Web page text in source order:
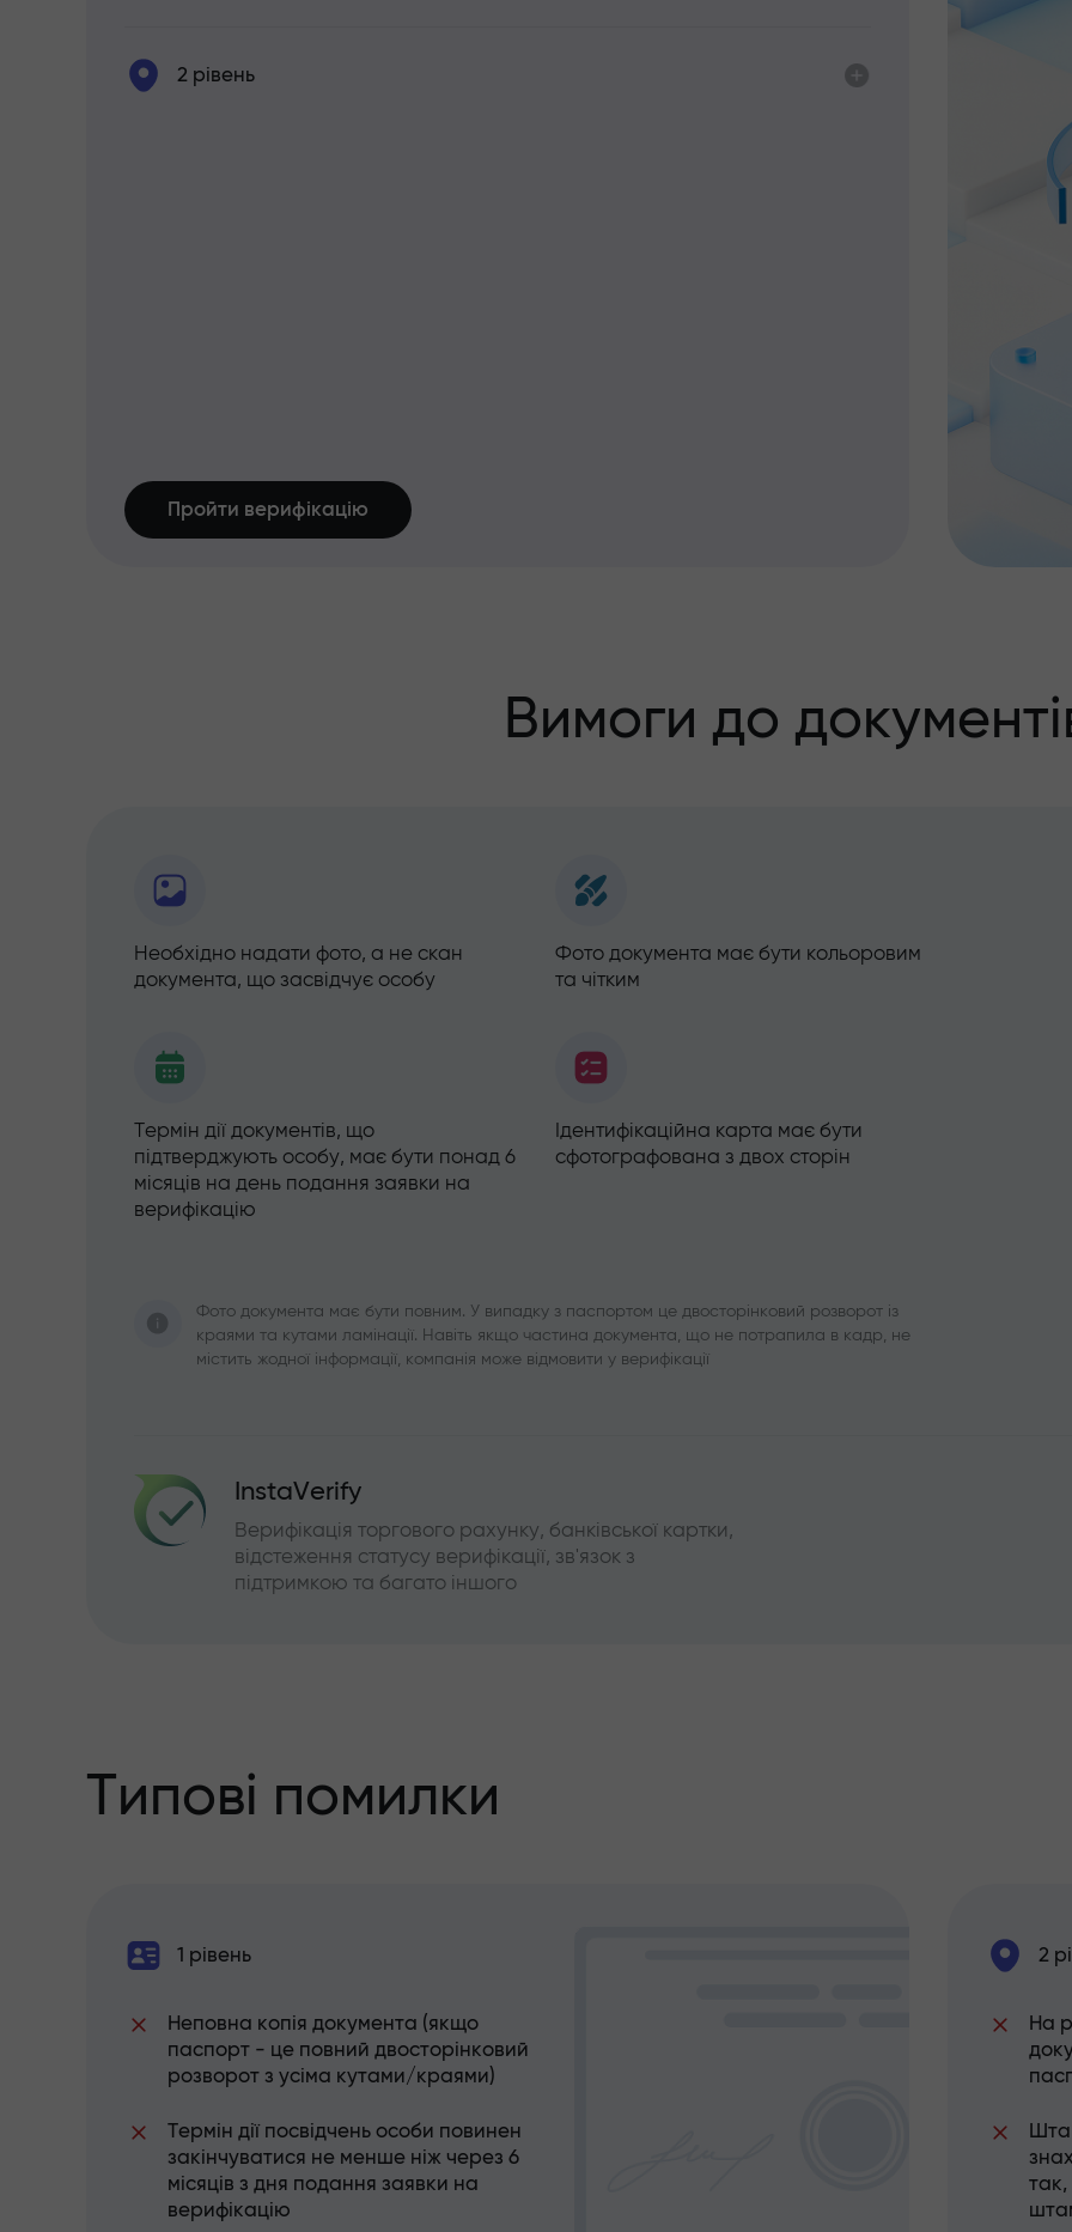
2 рівень
Пройти верифікацію
Вимоги до
Необхідно надати фото, а не скан
документа, що засвідчує особу
Фото документа має бути кольоровим
та чітким
Термін дії документів, що
підтверджують особу, має бути понад 6
місяців на день подання заявки на
верифікацію
Ідентифікаційна карта має бути
сфотографована з двох сторін
Фото документа має бути повним. У випадку з паспортом це двосторінковий розворот із
краями та кутами ламінації. Навіть якщо частина документа, що не потрапила в кадр, не
містить жодної інформації, компанія може відмовити у верифікації
InstaVerify
Верифікація торгового рахунку, банківської картки,
відстеження статусу верифікації, зв'язок з
підтримкою та багато іншого
Типові помилки
1 рівень
Неповна копія документа (якщо
паспорт - це повний двосторінковий
розворот з усіма кутами/краями)
Термін дії посвідчень особи повинен
закінчуватися не менше ніж через 6
місяців з дня подання заявки на
верифікацію
2
На